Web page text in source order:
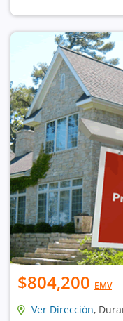
$804,200 EMV
Ver Dirección,